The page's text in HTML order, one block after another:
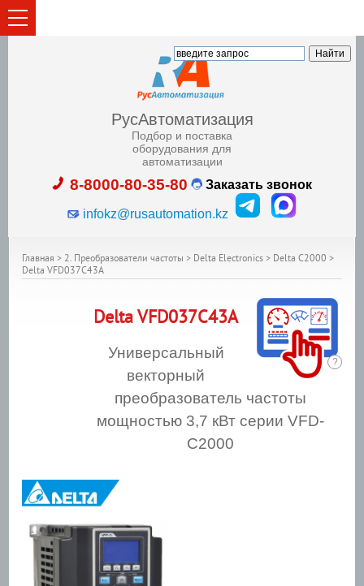
РусАвтоматизация
Подбор и поставка
оборудования для
автоматизации
8-8000-80-35-80 Заказать звонок
infokz@rusautomation.kz
Главная > 2. Преобразователи частоты > Delta Electronics > Delta C2000 >
Delta VFD037C43A
DeltaVFD037C43A
Универсальный
векторный
преобразователь частоты
мощностью 3,7 кВт серии VFD-
С2000